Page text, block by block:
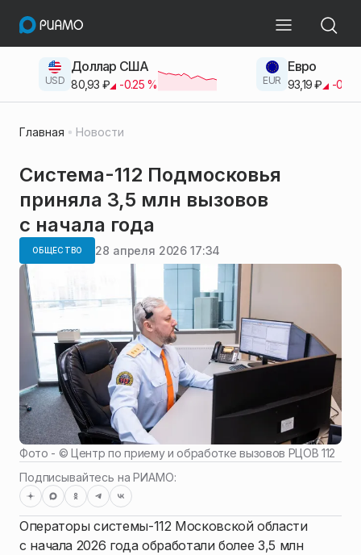
USD
Доллар США
80,93 ₽ -0.25% EUR
Евро
93,19 ₽ -0.42
Главная Новости
Система-112 Подмосковья
приняла 3,5 млн вызовов
с начала года
ОБЩЕСТВО 28 апреля 2026 17:34
Фото - ©Центр по приему и обработке вызовов РЦОВ 112
Подписывайтесь на РИАМО:
Операторы системы-112 Московской области
с начала 2026 года обработали более 3,5 млн